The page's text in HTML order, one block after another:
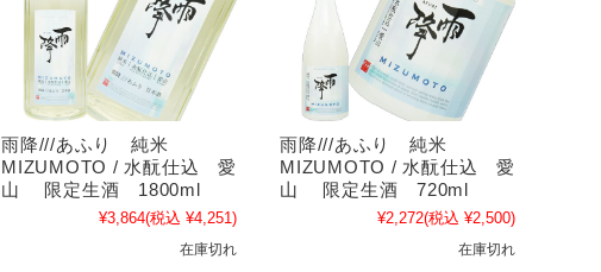
雨降///あふり 純米
MIZUMOTO / 水酛仕込 愛
山 限定生酒 1800ml
¥3,864(税込 ¥4,251)
在庫切れ
雨降///あふり 純米
MIZUMOTO / 水酛仕込 愛
山 限定生酒 720ml
¥2,272(税込 ¥2,500)
在庫切れ